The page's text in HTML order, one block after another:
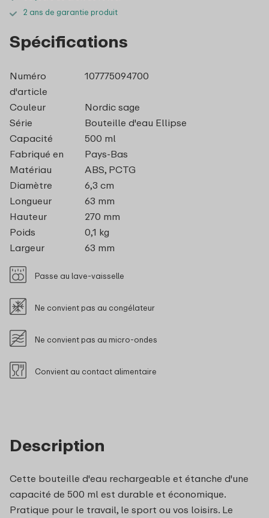
2 ans de garantie produit
Description
Cette bouteille d'eau rechargeable et étanche d'une
capacité de 500 ml est durable et économique.
Pratique pour le travail, le sport ou vos loisirs. Le
Spécifications
Numéro
d'article
107775094700
Couleur
Nordic sage
Série
Bouteille d'eau Ellipse
Capacité
500 ml
Fabriqué en
Pays-Bas
Matériau
ABS, PCTG
Diamètre
6,3 cm
Longueur
63 mm
Hauteur
270 mm
Poids
0,1 kg
Largeur
63 mm
Passe au lave-vaisselle
Ne convient pas au congélateur
Ne convient pas au micro-ondes
Convient au contact alimentaire